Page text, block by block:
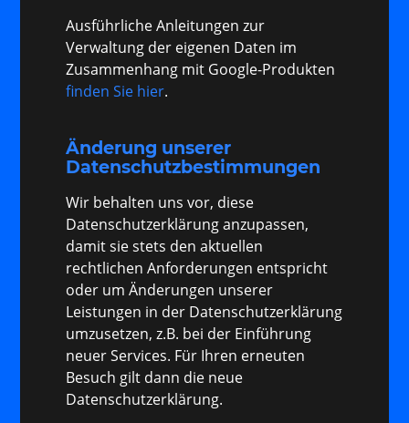
Ausführliche Anleitungen zur
Verwaltung der eigenen Daten im
Zusammenhang mit Google-Produkten
finden Sie hier.
Änderung unserer
Datenschutzbestimmungen
Wir behalten uns vor, diese
Datenschutzerklärung anzupassen,
damit sie stets den aktuellen
rechtlichen Anforderungen entspricht
oder um Änderungen unserer
Leistungen in der Datenschutzerklärung
umzusetzen, z.B. bei der Einführung
neuer Services. Für Ihren erneuten
Besuch gilt dann die neue
Datenschutzerklärung.